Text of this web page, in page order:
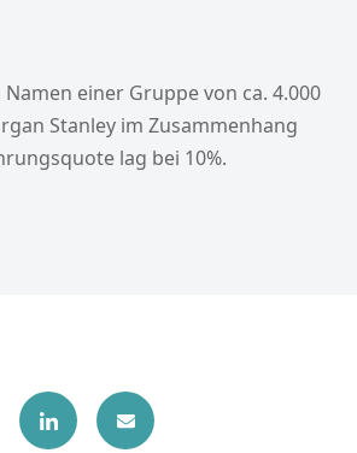
einer Gruppe von ca. 4.000
Stanley im Zusammenhang
lag bei 10%.